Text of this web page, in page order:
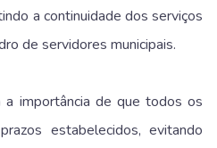
a continuidade dos serviços
de servidores municipais.
importância de que todos os
estabelecidos, evitando